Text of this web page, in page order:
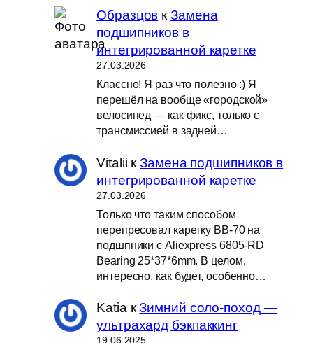
Образцов кЗамена
подшипников в
интегрированной каретке
27.03.2026
Классно! Я раз что полезно :) Я
перешёл на вообще «городской»
велосипед — как фикс, только с
трансмиссией в задней…
Vitalii кЗамена подшипников в
интегрированной каретке
27.03.2026
Только что таким способом
перепресовал каретку BB-70 на
подшпники с Aliexpress 6805-RD
Bearing 25*37*6mm. В целом,
интересно, как будет, особенно…
KatiaкЗимний соло-поход —
ультрахард бэкпаккинг
19.06.2025